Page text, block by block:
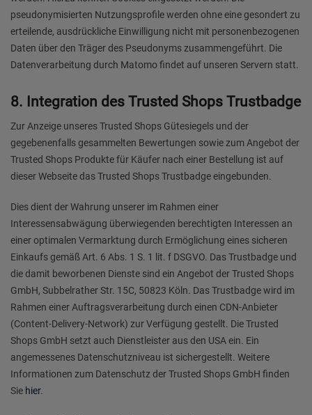
pseudonymisierten Nutzungsprofile werden ohne eine gesondert zu
erteilende, ausdrückliche Einwilligung nicht mit personenbezogenen
Daten über den Träger des Pseudonyms zusammengeführt. Die
Datenverarbeitung durch Matomo findet auf unseren Servern statt.
8. Integration des Trusted Shops Trustbadge
Zur Anzeige unseres Trusted Shops Gütesiegels und der
gegebenenfalls gesammelten Bewertungen sowie zum Angebot der
Trusted Shops Produkte für Käufer nach einer Bestellung ist auf
dieser Webseite das Trusted Shops Trustbadge eingebunden.
Dies dient der Wahrung unserer im Rahmen einer
Interessensabwägung überwiegenden berechtigten Interessen an
einer optimalen Vermarktung durch Ermöglichung eines sicheren
Einkaufs gemäß Art. 6 Abs. 1 S. 1 lit. f DSGVO. Das Trustbadge und
die damit beworbenen Dienste sind ein Angebot der Trusted Shops
GmbH, Subbelrather Str. 15C, 50823 Köln. Das Trustbadge wird im
Rahmen einer Auftragsverarbeitung durch einen CDN-Anbieter
(Content-Delivery-Network) zur Verfügung gestellt. Die Trusted
Shops GmbH setzt auch Dienstleister aus den USA ein. Ein
angemessenes Datenschutzniveau ist sichergestellt. Weitere
Informationen zum Datenschutz der Trusted Shops GmbH finden
Sie hier.